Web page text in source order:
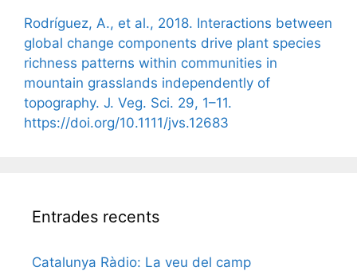
Rodríguez, A., et al., 2018. Interactions between
global change components drive plant species
richness patterns within communities in
mountain grasslands independently of
topography. J. Veg. Sci. 29, 1–11.
https://doi.org/10.1111/jvs.12683
Entrades recents
Catalunya Ràdio: La veu del camp